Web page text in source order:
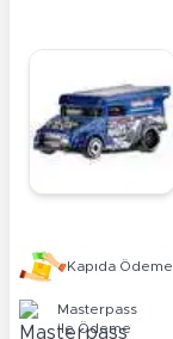
Kapıda Ödeme
Masterpass
ile Ödeme